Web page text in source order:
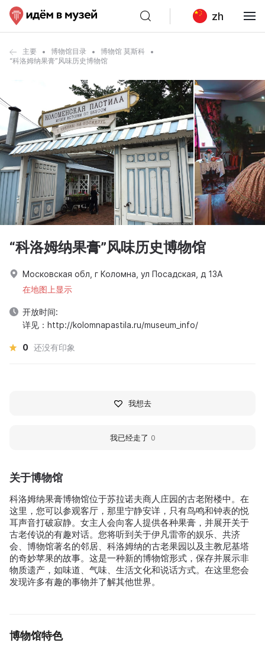
zh
主要 博物馆目录
博物馆 莫斯科
“科洛姆纳果膏”风味历史博物馆
关于博物馆
科洛姆纳果膏博物馆位于苏拉诺夫商人庄园的古老附楼中。在
这里，您可以参观客厅，那里宁静安详，只有鸟鸣和钟表的悦
耳声音打破寂静。女主人会向客人提供各种果膏，并展开关于
古老传说的有趣对话。您将听到关于伊凡雷帝的娱乐、共济
会、博物馆著名的邻居、科洛姆纳的古老果园以及主教尼基塔
的奇妙苹果的故事。这是一种新的博物馆形式，保存并展示非
物质遗产，如味道、气味、生活文化和说话方式。在这里您会
发现许多有趣的事物并了解其他世界。
博物馆特色
“科洛姆纳果膏”风味历史博物馆
Московская обл, г Коломна, ул Посадская, д 13А
在地图上显示
开放时间:
详见：http://kolomnapastila.ru/museum_info/
0 还没有印象
我想去
我已经走了 0